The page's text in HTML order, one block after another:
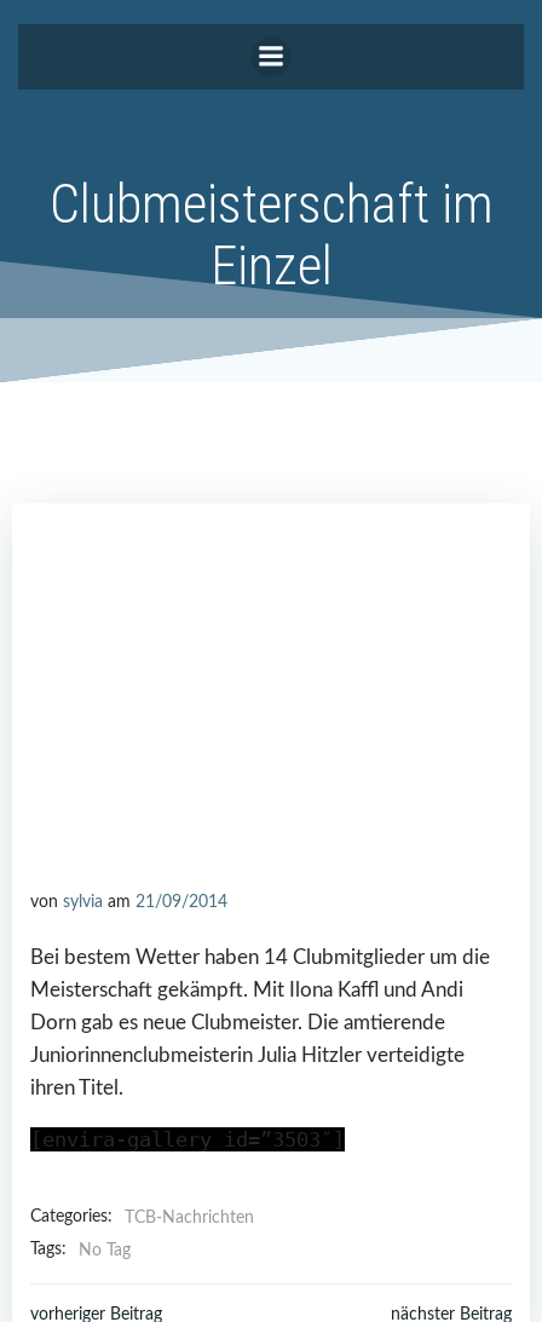
Inhalt
Clubmeisterschaft im
Einzel
von sylvia am 21/09/2014
Bei bestem Wetter haben 14 Clubmitglieder um die
Meisterschaft gekämpft. Mit Ilona Kaffl und Andi
Dorn gab es neue Clubmeister. Die amtierende
Juniorinnenclubmeisterin Julia Hitzler verteidigte
ihren Titel.
[envira-gallery id=”3503″]
Categories:
TCB-Nachrichten
Tags:
No Tag
vorheriger Beitrag nächster Beitrag